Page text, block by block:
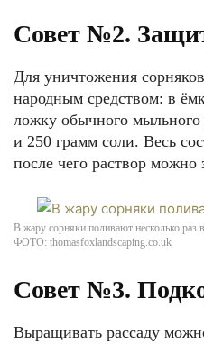
Совет №2.
Для уничтожения
народным средством: в
ложку обычного мыльного
и 250 грамм соли. Весь
после чего раствор можно
В жару сорняки поливают несколько раз
ФОТО: thomasfoxlandscaping.co.uk
Совет №3.
Выращивать рассаду